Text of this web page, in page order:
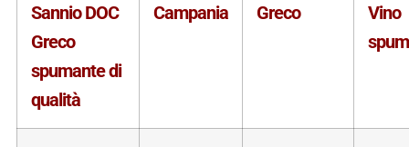
Sannio DOC
Greco
spumante di
qualità
Campania Greco
Vino